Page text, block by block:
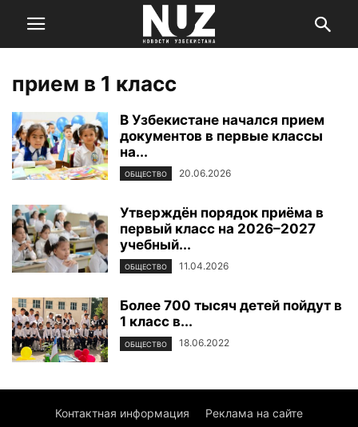
прием в 1 класс
В Узбекистане начался прием
документов в первые классы
на...
ОБЩЕСТВО 20.06.2026
Утверждён порядок приёма в
первый класс на 2026–2027
учебный...
ОБЩЕСТВО 11.04.2026
Более 700 тысяч детей пойдут в
1 класс в...
ОБЩЕСТВО 18.06.2022
Контактная информация Реклама на сайте